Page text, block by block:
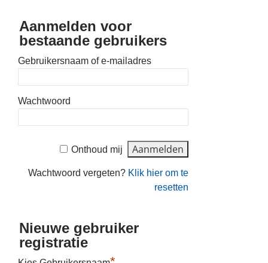
Aanmelden voor
bestaande gebruikers
Gebruikersnaam of e-mailadres
Wachtwoord
Onthoud mij
Wachtwoord vergeten? Klik hier om te
resetten
Nieuwe gebruiker
registratie